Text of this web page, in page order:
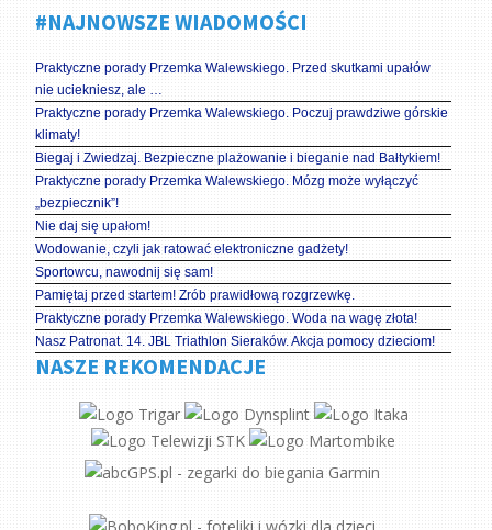
#NAJNOWSZE WIADOMOŚCI
Praktyczne porady Przemka Walewskiego. Przed skutkami upałów
nie uciekniesz, ale …
Praktyczne porady Przemka Walewskiego. Poczuj prawdziwe górskie
klimaty!
Biegaj i Zwiedzaj. Bezpieczne plażowanie i bieganie nad Bałtykiem!
Praktyczne porady Przemka Walewskiego. Mózg może wyłączyć
„bezpiecznik”!
Nie daj się upałom!
Wodowanie, czyli jak ratować elektroniczne gadżety!
Sportowcu, nawodnij się sam!
Pamiętaj przed startem! Zrób prawidłową rozgrzewkę.
Praktyczne porady Przemka Walewskiego. Woda na wagę złota!
Nasz Patronat. 14. JBL Triathlon Sieraków. Akcja pomocy dzieciom!
NASZE REKOMENDACJE